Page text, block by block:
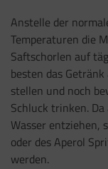
Anstelle der
Temperaturen die
Saftschorlen auf
besten das
stellen und noch
Schluck trinken.
Wasser entziehen,
oder des Aperol
werden.